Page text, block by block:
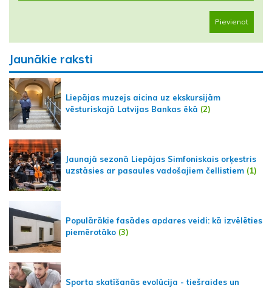
Pievienot
Jaunākie raksti
Liepājas muzejs aicina uz ekskursijām
vēsturiskajā Latvijas Bankas ēkā (2)
Jaunajā sezonā Liepājas Simfoniskais orķestris
uzstāsies ar pasaules vadošajiem čellistiem (1)
Populārākie fasādes apdares veidi: kā izvēlēties
piemērotāko (3)
Sporta skatīšanās evolūcija - tiešraides un